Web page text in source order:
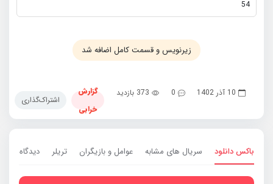
54
زیرنویس و قسمت کامل اضافه شد
10 آذر 1402 0 373 بازدید
گزارش
خرابی
اشتراک‌گذاری
باکس دانلود سریال های مشابه عوامل و بازیگران تریلر دیدگاه ها